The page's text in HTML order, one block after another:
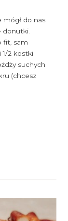
mógł do nas
donutki.
fit, sam
1/2 kostki
suchych
(chcesz